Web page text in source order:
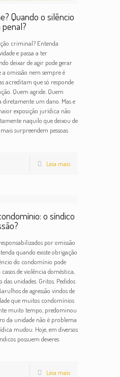
Quando o silêncio
criminal? Entenda
e passa a ter
deixar de agir pode gerar
omissão nem sempre é
acreditam que só responde
Quem agride. Quem
diretamente um dano. Mas e
exposição jurídica não
naquilo que deixou de
surpreendem pessoas
Leia mais
o síndico
por omissão
quando existe obrigação
do condomínio pode
de violência doméstica,
das unidades. Gritos. Pedidos
de agressão vindos de
que muitos condomínios
muito tempo, predominou
da unidade não é problema
mudou. Hoje, em diversos
possuem deveres
Leia mais